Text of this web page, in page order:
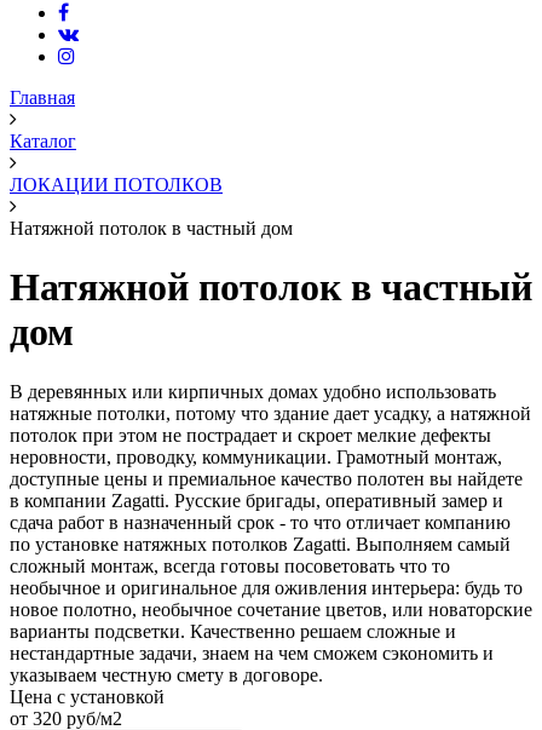
Главная
Каталог
ЛОКАЦИИ ПОТОЛКОВ
Натяжной потолок в частный дом
Натяжной потолок в частный
дом
В деревянных или кирпичных домах удобно использовать
натяжные потолки, потому что здание дает усадку, а натяжной
потолок при этом не пострадает и скроет мелкие дефекты
неровности, проводку, коммуникации. Грамотный монтаж,
доступные цены и премиальное качество полотен вы найдете
в компании Zagatti. Русские бригады, оперативный замер и
сдача работ в назначенный срок - то что отличает компанию
по установке натяжных потолков Zagatti. Выполняем самый
сложный монтаж, всегда готовы посоветовать что то
необычное и оригинальное для оживления интерьера: будь то
новое полотно, необычное сочетание цветов, или новаторские
варианты подсветки. Качественно решаем сложные и
нестандартные задачи, знаем на чем сможем сэкономить и
указываем честную смету в договоре.
Цена с установкой
от 320 руб/м2